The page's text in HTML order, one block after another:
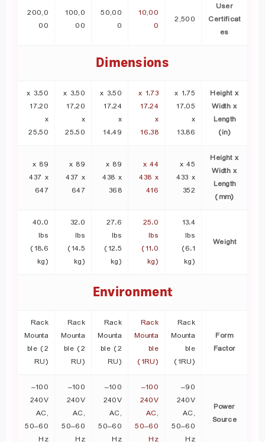
User
Certificat
es
2,500
10,00
0
50,00
0
100,0
00
200,0
00
Dimensions
Height x
Width x
Length
(in)
1.75 x
17.05
x
13.86
1.73 x
17.24
x
16.38
3.50 x
17.24
x
14.49
3.50 x
17.20
x
25.50
3.50 x
17.20
x
25.50
Height x
Width x
Length
(mm)
45 x
433 x
352
44 x
438 x
416
89 x
438 x
368
89 x
437 x
647
89 x
437 x
647
Weight
13.4
lbs
(6.1
kg)
25.0
lbs
(11.0
kg)
27.6
lbs
(12.5
kg)
32.0
lbs
(14.5
kg)
40.0
lbs
(18.6
kg)
Environment
Form
Factor
Rack
Mounta
ble
(1RU)
Rack
Mounta
ble
(1RU)
Rack
Mounta
ble (2
RU)
Rack
Mounta
ble (2
RU)
Rack
Mounta
ble (2
RU)
Power
Source
90–
240V
AC,
50–60
Hz
100–
240V
AC,
50–60
Hz
100–
240V
AC,
50–60
Hz
100–
240V
AC,
50–60
Hz
100–
240V
AC,
50–60
Hz